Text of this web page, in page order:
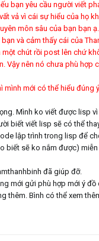
bạn yêu cầu người viết
vả vì cái sự hiểu của họ
môn sâu của bạn bạn
và cảm thấy cái của
chút rồi post lên chứ
Vậy nên nó chưa phù hợp
mình mới có thể hiểu đúng
Mình ko viết được lisp
biết viết lisp sẽ có thể
lập trình trong lisp để
biết sẽ ko nắm được)
đã giúp đỡ.
mới gửi phù hợp mới ý đồ
thêm. Bình có thể xem